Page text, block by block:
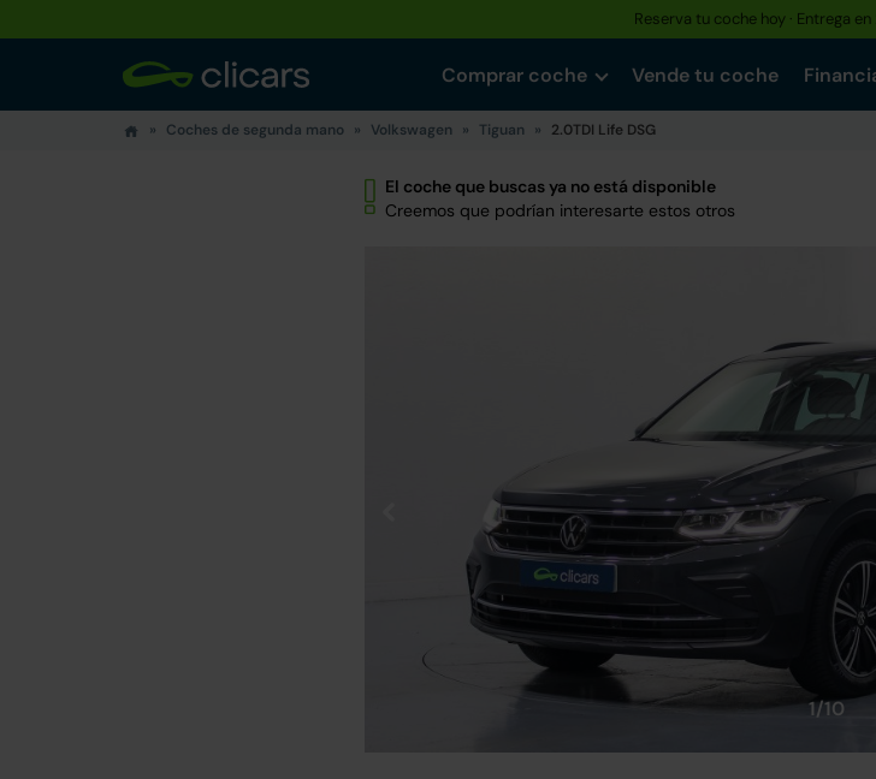
Reserva tu coche hoy · Entrega
Comprar coche Vende tu coche
Coches de segunda mano Volkswagen Tiguan 2.0TDI Life DSG
El coche que buscas ya no está disponible
Creemos que podrían interesarte estos otros
1/10